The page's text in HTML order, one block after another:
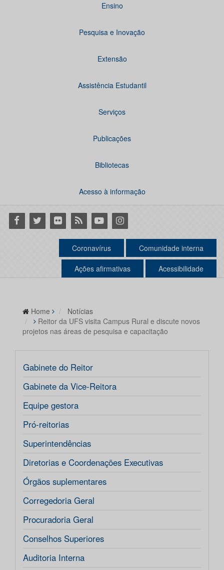
Ensino
Pesquisa e Inovação
Extensão
Assistência Estudantil
Serviços
Publicações
Bibliotecas
Acesso à informação
Facebook
Twitter Flickr RSS YoutubeInstagram
Coronavírus Comunidade interna
Ações afirmativas Acessibilidade
Home
Notícias
Reitor da UFS visita Campus Rural e discute novos
projetos nas áreas de pesquisa e capacitação
Gabinete do Reitor
Gabinete da Vice-Reitora
Equipe gestora
Pró-reitorias
Superintendências
Diretorias e Coordenações Executivas
Órgãos suplementares
Corregedoria Geral
Procuradoria Geral
Conselhos Superiores
Auditoria Interna